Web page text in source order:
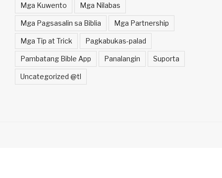
Mga Kuwento Mga Nilabas
Mga Pagsasalin sa Biblia Mga Partnership
Mga Tip at Trick Pagkabukas-palad
Pambatang Bible App Panalangin Suporta
Uncategorized @tl